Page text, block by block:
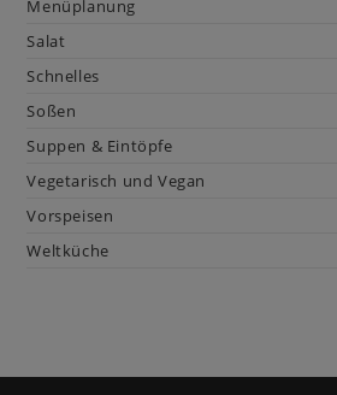
Menüplanung
Salat
Schnelles
Soßen
Suppen & Eintöpfe
Vegetarisch und Vegan
Vorspeisen
Weltküche